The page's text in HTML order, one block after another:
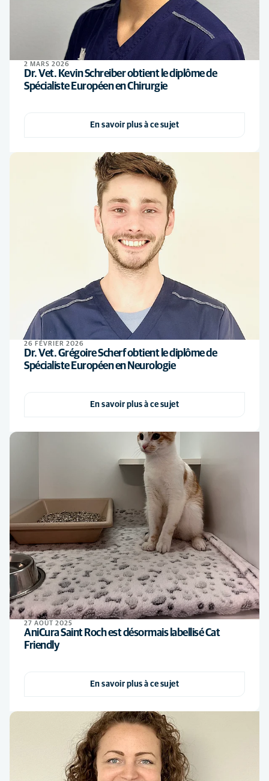
2 MARS 2026
Dr. Vet. Kevin Schreiber obtient le diplôme de
Spécialiste Européen en Chirurgie
En savoir plus à ce sujet
26 FÉVRIER 2026
Dr. Vet. Grégoire Scherf obtient le diplôme de
Spécialiste Européen en Neurologie
En savoir plus à ce sujet
27 AOÛT 2025
AniCura Saint Roch est désormais labellisé Cat
Friendly
En savoir plus à ce sujet